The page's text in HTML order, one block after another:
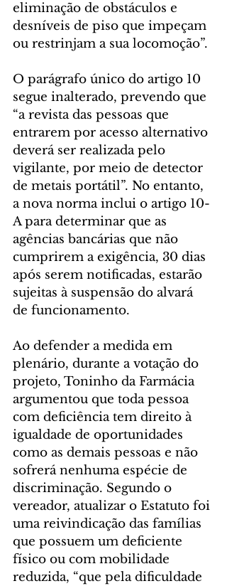
eliminação de obstáculos e
desníveis de piso que impeçam
ou restrinjam a sua locomoção”.
O parágrafo único do artigo 10
segue inalterado, prevendo que
“a revista das pessoas que
entrarem por acesso alternativo
deverá ser realizada pelo
vigilante, por meio de detector
de metais portátil”. No entanto,
a nova norma inclui o artigo 10-
A para determinar que as
agências bancárias que não
cumprirem a exigência, 30 dias
após serem notificadas, estarão
sujeitas à suspensão do alvará
de funcionamento.
Ao defender a medida em
plenário, durante a votação do
projeto, Toninho da Farmácia
argumentou que toda pessoa
com deficiência tem direito à
igualdade de oportunidades
como as demais pessoas e não
sofrerá nenhuma espécie de
discriminação. Segundo o
vereador, atualizar o Estatuto foi
uma reivindicação das famílias
que possuem um deficiente
físico ou com mobilidade
reduzida, “que pela dificuldade